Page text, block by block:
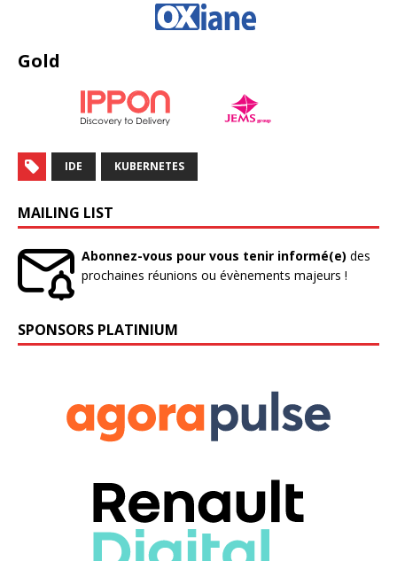
Gold
IDE KUBERNETES
MAILING LIST
Abonnez-vous pour vous tenir informé(e) des
prochaines réunions ou évènements majeurs !
SPONSORS PLATINIUM